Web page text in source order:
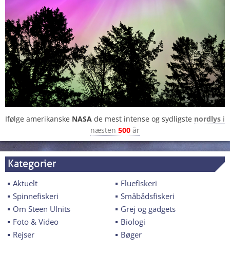
Ifølge amerikanske NASA de mest intense og sydligste nordlys i
næsten 500 år
Kategorier
Aktuelt
Fluefiskeri
Spinnefiskeri
Småbådsfiskeri
Om Steen Ulnits
Grej og gadgets
Foto & Video
Biologi
Rejser
Bøger